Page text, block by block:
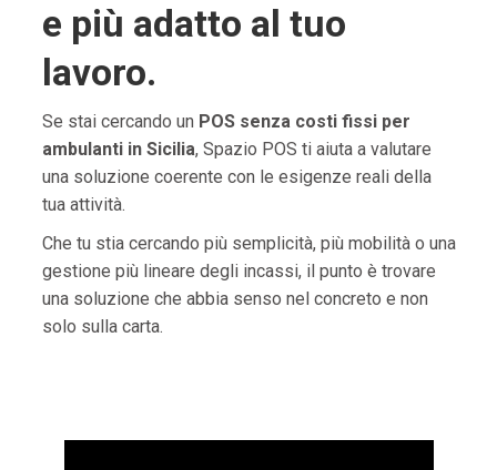
e più adatto al tuo
lavoro.
Se stai cercando un POS senza costi fissi per
ambulanti in Sicilia, Spazio POS ti aiuta a valutare
una soluzione coerente con le esigenze reali della
tua attività.
Che tu stia cercando più semplicità, più mobilità o una
gestione più lineare degli incassi, il punto è trovare
una soluzione che abbia senso nel concreto e non
solo sulla carta.